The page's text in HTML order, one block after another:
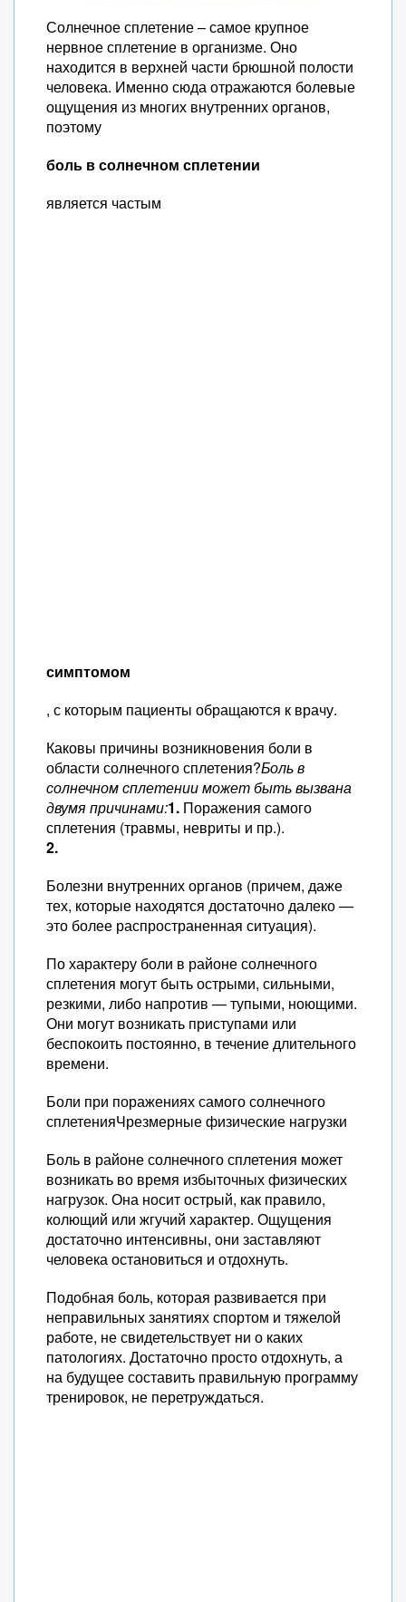
Солнечное сплетение – самое крупное
нервное сплетение в организме. Оно
находится в верхней части брюшной полости
человека. Именно сюда отражаются болевые
ощущения из многих внутренних органов,
поэтому
боль в солнечном сплетении
является частым
симптомом
, с которым пациенты обращаются к врачу.
Каковы причины возникновения боли в
области солнечного сплетения?Боль в
солнечном сплетении может быть вызвана
двумя причинами:1. Поражения самого
сплетения (травмы, невриты и пр.).
2.
Болезни внутренних органов (причем, даже
тех, которые находятся достаточно далеко —
это более распространенная ситуация).
По характеру боли в районе солнечного
сплетения могут быть острыми, сильными,
резкими, либо напротив — тупыми, ноющими.
Они могут возникать приступами или
беспокоить постоянно, в течение длительного
времени.
Боли при поражениях самого солнечного
сплетенияЧрезмерные физические нагрузки
Боль в районе солнечного сплетения может
возникать во время избыточных физических
нагрузок. Она носит острый, как правило,
колющий или жгучий характер. Ощущения
достаточно интенсивны, они заставляют
человека остановиться и отдохнуть.
Подобная боль, которая развивается при
неправильных занятиях спортом и тяжелой
работе, не свидетельствует ни о каких
патологиях. Достаточно просто отдохнуть, а
на будущее составить правильную программу
тренировок, не перетруждаться.